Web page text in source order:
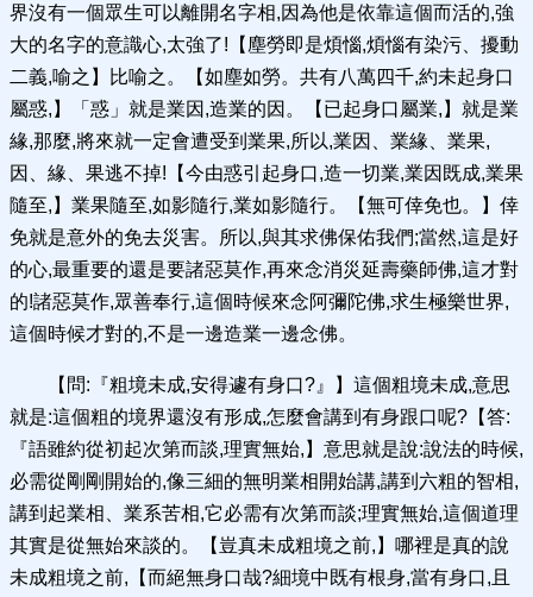
界沒有一個眾生可以離開名字相,因為他是依靠這個而活的,強
大的名字的意識心,太強了!【塵勞即是煩惱,煩惱有染污、擾動
二義,喻之】比喻之。【如塵如勞。共有八萬四千,約未起身口
屬惑,】「惑」就是業因,造業的因。【已起身口屬業,】就是業
緣,那麼,將來就一定會遭受到業果,所以,業因、業緣、業果,
因、緣、果逃不掉!【今由惑引起身口,造一切業,業因既成,業果
隨至,】業果隨至,如影隨行,業如影隨行。【無可倖免也。】倖
免就是意外的免去災害。所以,與其求佛保佑我們;當然,這是好
的心,最重要的還是要諸惡莫作,再來念消災延壽藥師佛,這才對
的!諸惡莫作,眾善奉行,這個時候來念阿彌陀佛,求生極樂世界,
這個時候才對的,不是一邊造業一邊念佛。
【問:『粗境未成,安得遽有身口?』】這個粗境未成,意思
就是:這個粗的境界還沒有形成,怎麼會講到有身跟口呢?【答:
『語雖約從初起次第而談,理實無始,】意思就是說:說法的時候,
必需從剛剛開始的,像三細的無明業相開始講,講到六粗的智相,
講到起業相、業系苦相,它必需有次第而談;理實無始,這個道理
其實是從無始來談的。【豈真未成粗境之前,】哪裡是真的說
未成粗境之前,【而絕無身口哉?細境中既有根身,當有身口,且